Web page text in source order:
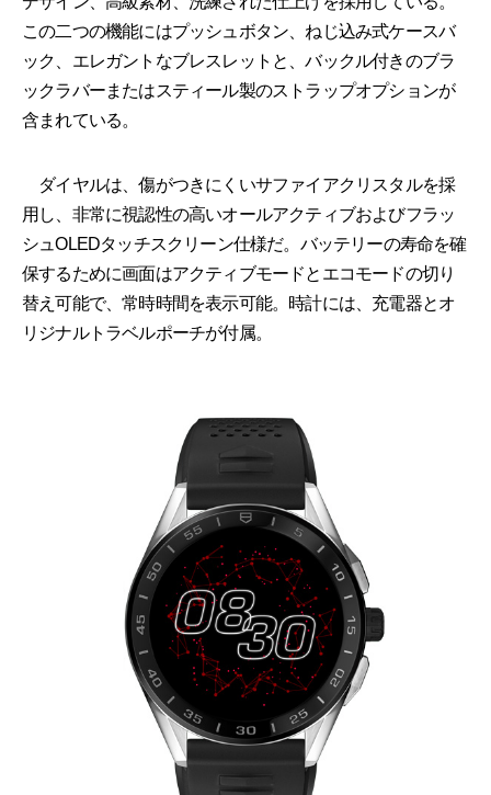
この二つの機能にはプッシュボタン、ねじ込み式ケースバ
ック、エレガントなブレスレットと、バックル付きのブラ
ックラバーまたはスティール製のストラップオプションが
含まれている。
ダイヤルは、傷がつきにくいサファイアクリスタルを採
用し、非常に視認性の高いオールアクティブおよびフラッ
シュOLEDタッチスクリーン仕様だ。バッテリーの寿命を確
保するために画面はアクティブモードとエコモードの切り
替え可能で、常時時間を表示可能。時計には、充電器とオ
リジナルトラベルポーチが付属。